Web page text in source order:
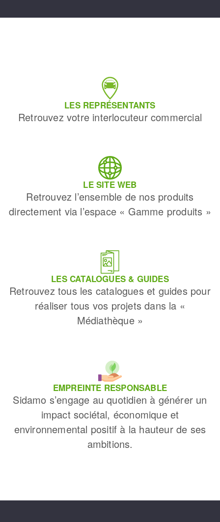
LES REPRÉSENTANTS
Retrouvez votre interlocuteur commercial
LE SITE WEB
Retrouvez l’ensemble de nos produits
directement via l’espace « Gamme produits »
LES CATALOGUES & GUIDES
Retrouvez tous les catalogues et guides pour
réaliser tous vos projets dans la «
Médiathèque »
EMPREINTE RESPONSABLE
Sidamo s’engage au quotidien à générer un
impact sociétal, économique et
environnemental positif à la hauteur de ses
ambitions.